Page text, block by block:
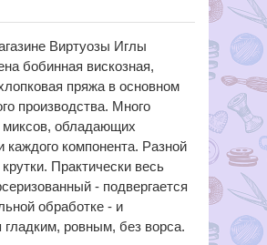
Виртуозы Иглы
бобинная вискозная,
пряжа в основном
производства. Много
миксов, обладающих
каждого компонента. Разной
Практически весь
- подвергается
обработке - и
гладким, ровным, без ворса.